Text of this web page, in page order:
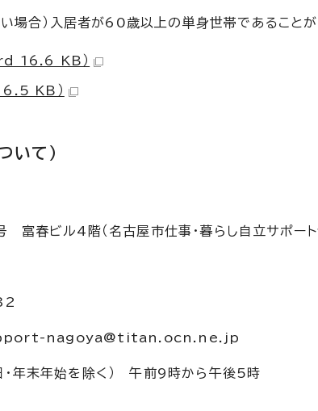
場合）入居者が60歳以上の単身世帯であること
16.6 KB）
KB）
いて）
富春ビル4階（名古屋市仕事・暮らし自立サポート
support-nagoya@titan.ocn.ne.jp
・年末年始を除く） 午前9時から午後5時